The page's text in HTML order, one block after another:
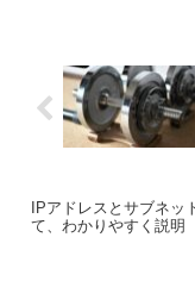
IPアドレスとサブネッ
て、わかりやすく説明